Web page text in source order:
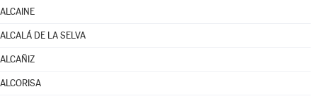
ALCAINE
ALCALÁ DE LA SELVA
ALCAÑIZ
ALCORISA